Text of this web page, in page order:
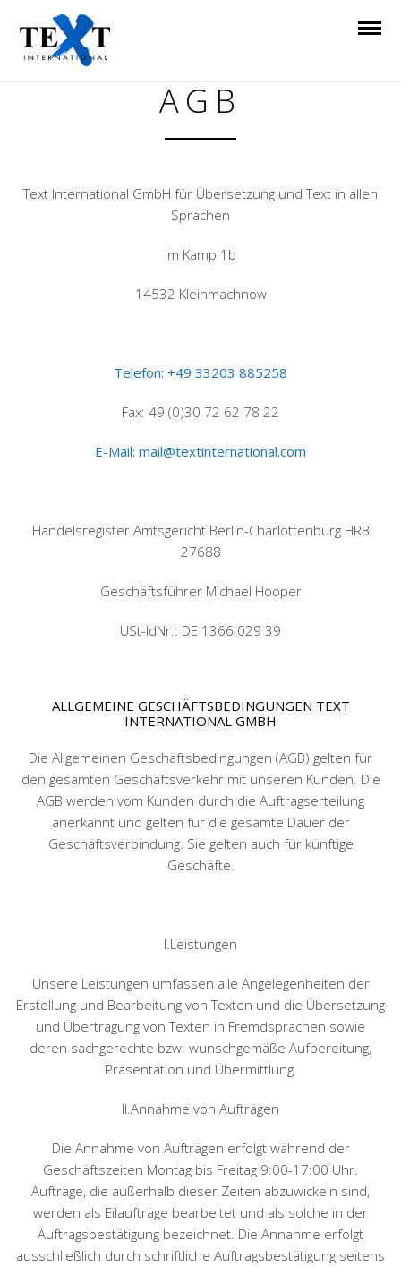
IMPRESSUM UND
AGB
Text International GmbH für Übersetzung und Text in allen
Sprachen
Im Kamp 1b
14532 Kleinmachnow
Telefon: +49 33203 885258
Fax: 49 (0)30 72 62 78 22
E-Mail: mail@textinternational.com
Handelsregister Amtsgericht Berlin-Charlottenburg HRB
27688
Geschäftsführer Michael Hooper
USt-IdNr.: DE 1366 029 39
ALLGEMEINE GESCHÄFTSBEDINGUNGEN TEXT
INTERNATIONAL GMBH
Die Allgemeinen Geschäftsbedingungen (AGB) gelten für
den gesamten Geschäftsverkehr mit unseren Kunden. Die
AGB werden vom Kunden durch die Auftragserteilung
anerkannt und gelten für die gesamte Dauer der
Geschäftsverbindung. Sie gelten auch für künftige
Geschäfte.
I.Leistungen
Unsere Leistungen umfassen alle Angelegenheiten der
Erstellung und Bearbeitung von Texten und die Übersetzung
und Übertragung von Texten in Fremdsprachen sowie
deren sachgerechte bzw. wunschgemäße Aufbereitung,
Präsentation und Übermittlung.
II.Annahme von Aufträgen
Die Annahme von Aufträgen erfolgt während der
Geschäftszeiten Montag bis Freitag 9:00-17:00 Uhr.
Aufträge, die außerhalb dieser Zeiten abzuwickeln sind,
werden als Eilaufträge bearbeitet und als solche in der
Auftragsbestätigung bezeichnet. Die Annahme erfolgt
ausschließlich durch schriftliche Auftragsbestätigung seitens